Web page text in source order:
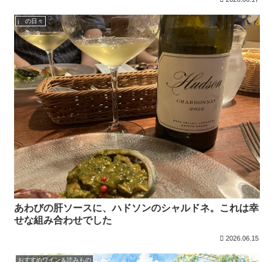
j の日々
あわびの肝ソースに、ハドソンのシャルドネ。これは幸
せな組み合わせでした
2026.06.15
おすすめワイン＆読みもの